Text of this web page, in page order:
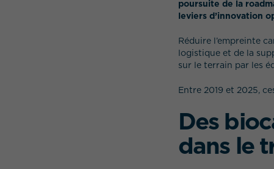
poursuite de la
leviers d’innovation
Réduire l’empreinte
logistique et de la
sur le terrain par les
Entre 2019 et 2025,
Des
dans le